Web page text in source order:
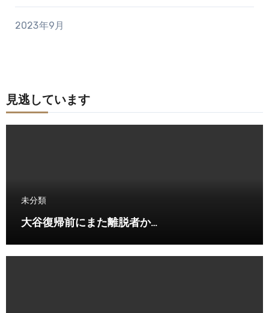
2023年9月
見逃しています
未分類
大谷復帰前にまた離脱者か…